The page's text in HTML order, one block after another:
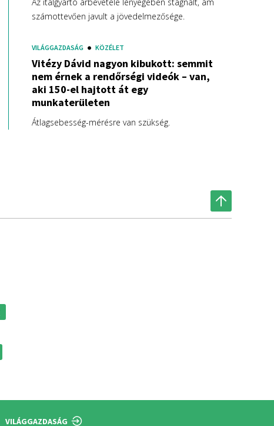
számottevően javult a jövedelmezősége.
VILÁGGAZDASÁG KÖZÉLET
Vitézy Dávid nagyon kibukott: semmit
nem érnek a rendőrségi videók – van,
aki 150-el hajtott át egy
munkaterületen
Átlagsebesség-mérésre van szükség.
VILÁGGAZDASÁG